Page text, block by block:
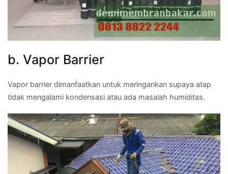
b. Vapor Barrier
Vapor barrier dimanfaatkan untuk meringankan supaya atap
tidak mengalami kondensasi atau ada masalah humiditas.